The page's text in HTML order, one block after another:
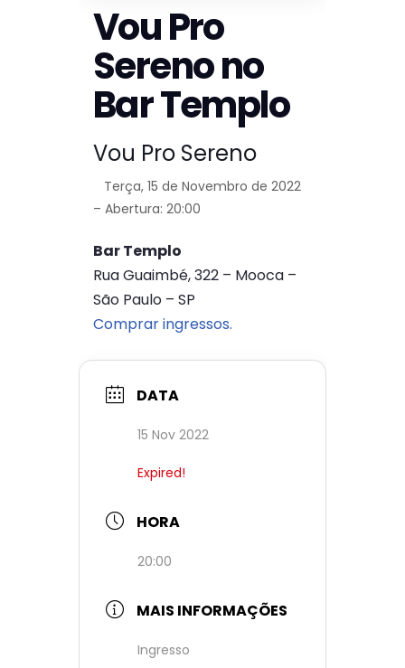
Vou Pro
Sereno no
Bar Templo
Vou Pro Sereno
Terça, 15 de Novembro de 2022
– Abertura: 20:00
Bar Templo
Rua Guaimbé, 322 – Mooca –
São Paulo – SP
Comprar ingressos.
DATA
15 Nov 2022
Expired!
HORA
20:00
MAIS INFORMAÇÕES
Ingresso